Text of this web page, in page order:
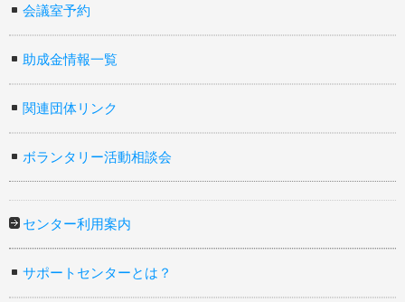
会議室予約
助成金情報一覧
関連団体リンク
ボランタリー活動相談会
センター利用案内
サポートセンターとは？